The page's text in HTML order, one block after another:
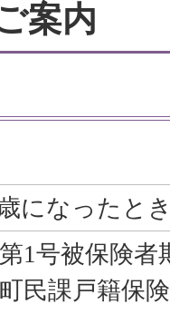
案内
になったと
第1号被保険者
民課戸籍保